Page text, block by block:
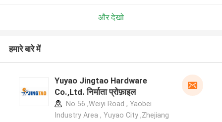
और देखो
हमारे बारे में
Yuyao Jingtao Hardware
Co.,Ltd. निर्माता प्रोफ़ाइल
No 56 ,Weiyi Road , Yaobei
Industry Area , Yuyao City ,Zhejiang